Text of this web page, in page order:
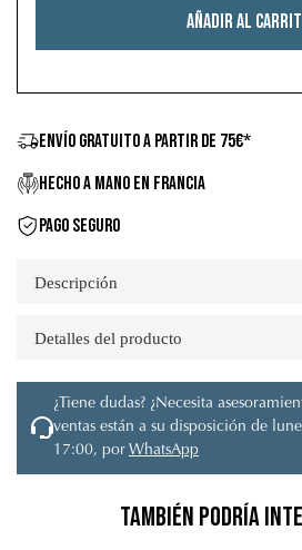
Añadir al
ENVÍO GRATUITO A PARTIR DE 75€*
HECHO A MANO EN FRANCIA
PAGO SEGURO
Descripción
Detalles del producto
¿Tiene dudas? ¿Necesita
ventas están a su disposición de
17:00, por WhatsApp
También podría